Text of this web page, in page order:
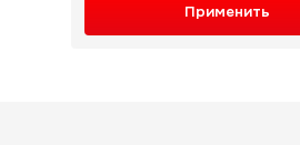
Применить